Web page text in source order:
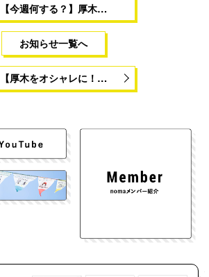
【今週何する？】厚木…
お知らせ一覧へ
【厚木をオシャレに！…